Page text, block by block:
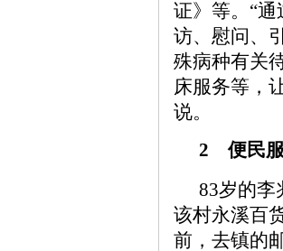
证》等。“
访、慰问、
殊病种有关
床服务等，
说。
2 便民服
83岁的李
该村永溪百
前，去镇的